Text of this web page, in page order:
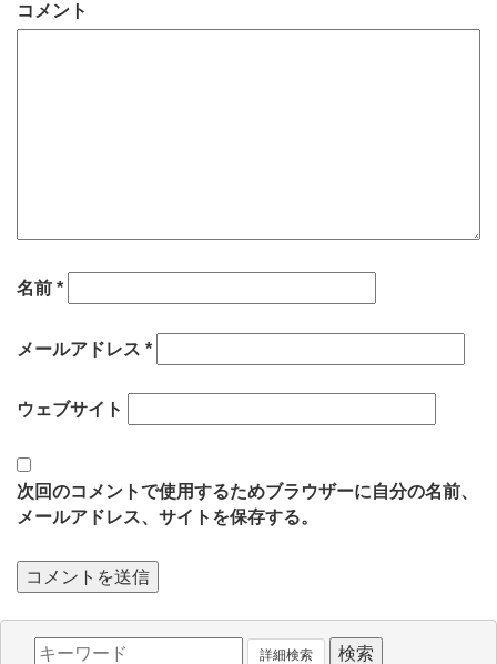
コメント
名前 *
メールアドレス *
ウェブサイト
次回のコメントで使用するためブラウザーに自分の名前、
メールアドレス、サイトを保存する。
詳細検索